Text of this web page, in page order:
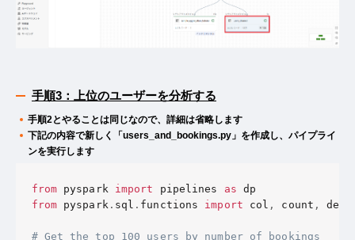
手順3：上位のユーザーを分析する
手順2とやることは同じなので、詳細は省略します
下記の内容で新しく「users_and_bookings.py」を作成し、パイプライ
ンを実行します
from pyspark import pipelines as
from pyspark . sql . functions import col , count , desc
# Get the top 100 users by number of bookings